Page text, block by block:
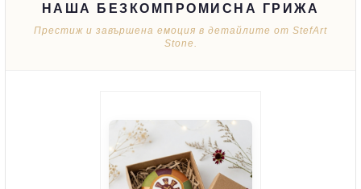
НАША БЕЗКОМПРОМИСНА ГРИЖА
Престиж и завършена емоция в детайлите от StefArt
Stone.